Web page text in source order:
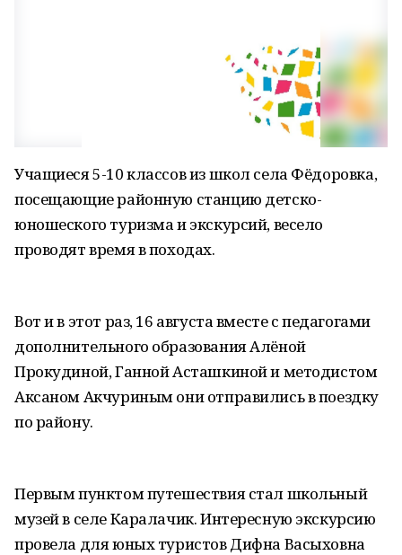
Учащиеся 5-10 классов из школ села Фёдоровка,
посещающие районную станцию детско-
юношеского туризма и экскурсий, весело
проводят время в походах.
Вот и в этот раз, 16 августа вместе с педагогами
дополнительного образования Алёной
Прокудиной, Ганной Асташкиной и методистом
Аксаном Акчуриным они отправились в поездку
по району.
Первым пунктом путешествия стал школьный
музей в селе Каралачик. Интересную экскурсию
провела для юных туристов Дифна Васыховна